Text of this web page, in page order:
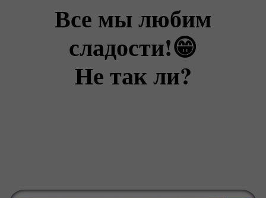
Все мы любим
сладости!😁
Не так ли?